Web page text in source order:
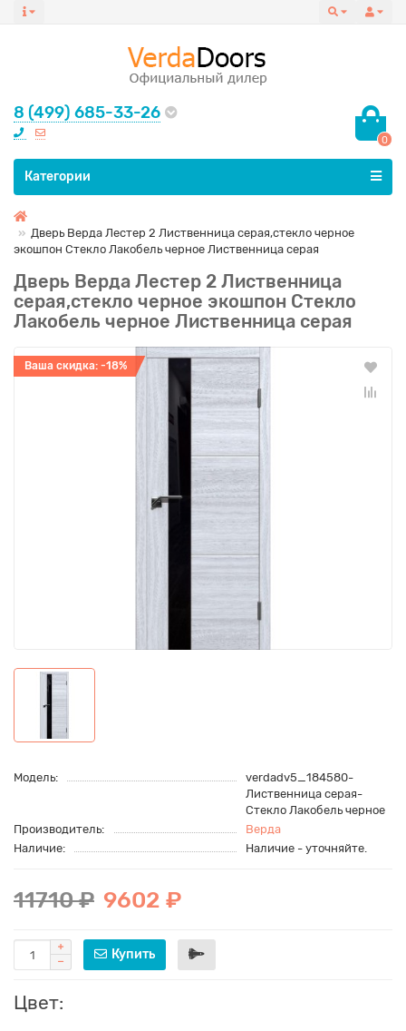
8 (499) 685-33-26
0
Все категории
Категории
Дверь Верда Лестер 2 Лиственница серая,стекло черное
экошпон Стекло Лакобель черное Лиственница серая
Дверь Верда Лестер 2 Лиственница
серая,стекло черное экошпон Стекло
Лакобель черное Лиственница серая
Ваша скидка: -18%
Модель:
verdadv5_184580-
Лиственница серая-
Стекло Лакобель черное
Производитель:
Верда
Наличие:
Наличие - уточняйте.
11710 ₽ 9602 ₽
Купить
Цвет: